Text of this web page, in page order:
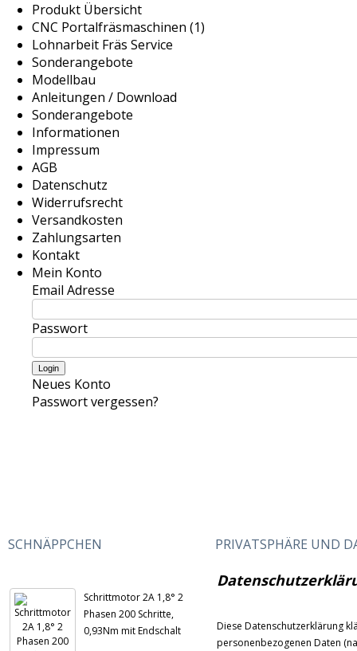
Produkt Übersicht
CNC Portalfräsmaschinen (1)
Lohnarbeit Fräs Service
Sonderangebote
Modellbau
Anleitungen / Download
Sonderangebote
Informationen
Impressum
AGB
Datenschutz
Widerrufsrecht
Versandkosten
Zahlungsarten
Kontakt
Mein Konto
Email Adresse
Passwort
Neues Konto
Passwort vergessen?
SCHNÄPPCHEN
Schrittmotor 2A 1,8° 2
Phasen 200 Schritte,
0,93Nm mit Endschalt
PRIVATSPHÄRE UND
Diese Datenschutzerklärung
personenbezogenen Daten